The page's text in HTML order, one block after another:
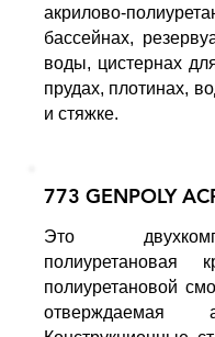
акрилово-
бассейнах,
воды, цистернах
прудах, плотинах,
и стяжке.
773 GENPOLY
Это
полиуретановая
полиуретановой
отверждаемая